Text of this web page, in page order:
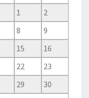
1
2
8
9
15
16
22
23
29
30